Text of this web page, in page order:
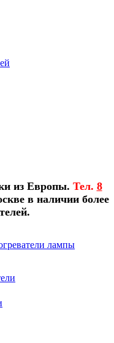
из Европы. Тел. 8
в наличии более
лампы